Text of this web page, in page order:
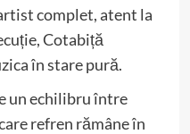
complet, atent la
Cotabiță
în stare pură.
un echilibru între
refren rămâne în